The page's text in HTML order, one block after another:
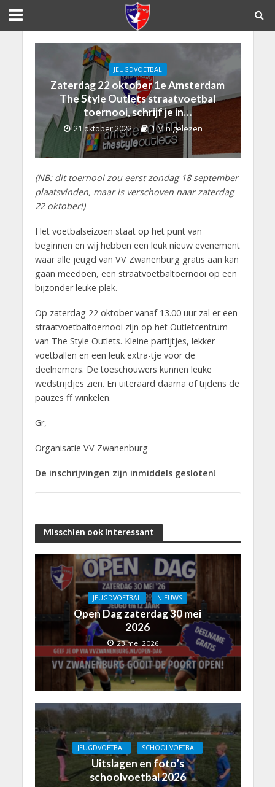
JEUGDVOETBAL
Zaterdag 22 oktober 1e Amsterdam
The Style Outlets straatvoetbal
toernooi, schrijf je in…
21 oktober 2022 1 Min gelezen
(NB: dit toernooi zou eerst zondag 18 september
plaatsvinden, maar is verschoven naar zaterdag
22 oktober!)
Het voetbalseizoen staat op het punt van
beginnen en wij hebben een leuk nieuw evenement
waar alle jeugd van VV Zwanenburg gratis aan kan
gaan meedoen, een straatvoetbaltoernooi op een
bijzonder leuke plek.
Op zaterdag 22 oktober vanaf 13.00 uur zal er een
straatvoetbaltoernooi zijn op het Outletcentrum
van The Style Outlets. Kleine partijtjes, lekker
voetballen en een leuk extra-tje voor de
deelnemers. De toeschouwers kunnen leuke
wedstrijdjes zien. En uiteraard daarna of tijdens de
pauzes ff winkelen.
Gr,
Organisatie VV Zwanenburg
De inschrijvingen zijn inmiddels gesloten!
Misschien ook interessant
JEUGDVOETBAL NIEUWS
Open Dag zaterdag 30 mei
2026
23 mei 2026
JEUGDVOETBAL SCHOOLVOETBAL
Uitslagen en foto’s
schoolvoetbal 2026